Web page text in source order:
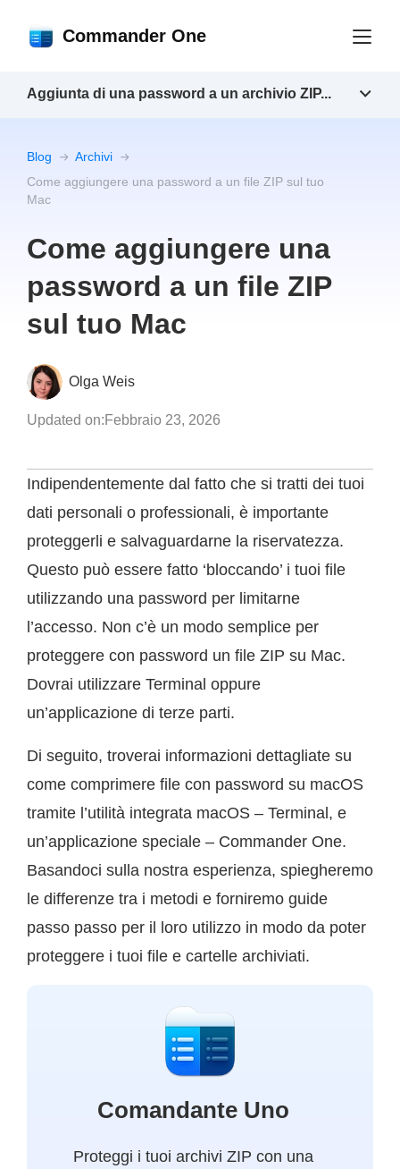
Commander One
Blog
Archivi
Come aggiungere una password a un file ZIP sul tuo
Mac
Come aggiungere una
password a un file ZIP
sul tuo Mac
Olga Weis
Updated on: Febbraio 23, 2026
Indipendentemente dal fatto che si tratti dei tuoi
dati personali o professionali, è importante
proteggerli e salvaguardarne la riservatezza.
Questo può essere fatto ‘bloccando’ i tuoi file
utilizzando una password per limitarne
l’accesso. Non c’è un modo semplice per
proteggere con password un file ZIP su Mac.
Dovrai utilizzare Terminal oppure
un’applicazione di terze parti.
Di seguito, troverai informazioni dettagliate su
come comprimere file con password su macOS
tramite l’utilità integrata macOS – Terminal, e
un’applicazione speciale – Commander One.
Basandoci sulla nostra esperienza, spiegheremo
le differenze tra i metodi e forniremo guide
passo passo per il loro utilizzo in modo da poter
proteggere i tuoi file e cartelle archiviati.
Comandante Uno
Proteggi i tuoi archivi ZIP con una
Aggiunta di una password a un archivio ZIP...